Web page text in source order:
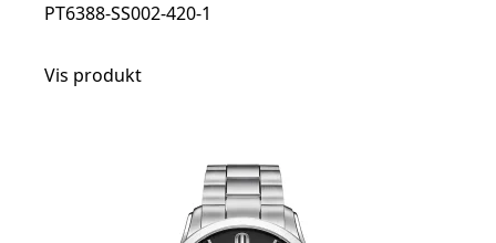
PT6388-SS002-420-1
Vis produkt